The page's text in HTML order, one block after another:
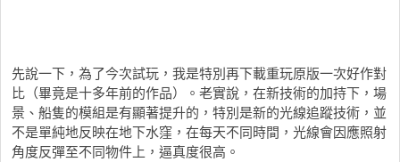
先說一下，為了今次試玩，我是特別再下載重玩原版一次好作對
比（畢竟是十多年前的作品）。老實說，在新技術的加持下，場
景、船隻的模組是有顯著提升的，特別是新的光線追蹤技術，並
不是單純地反映在地下水窪，在每天不同時間，光線會因應照射
角度反彈至不同物件上，逼真度很高。